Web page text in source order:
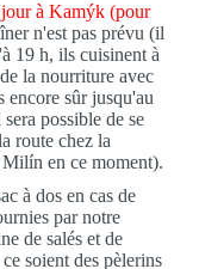
à Kamýk (pour
n'est pas prévu (il
19 h, ils cuisinent à
la nourriture avec
sûr jusqu'au
possible de se
route chez la
en ce moment).
à dos en cas de
par notre
de salés et de
soient des pèlerins